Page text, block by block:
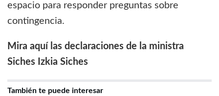
espacio para responder preguntas sobre
contingencia.
Mira aquí las declaraciones de la ministra
Siches Izkia Siches
También te puede interesar